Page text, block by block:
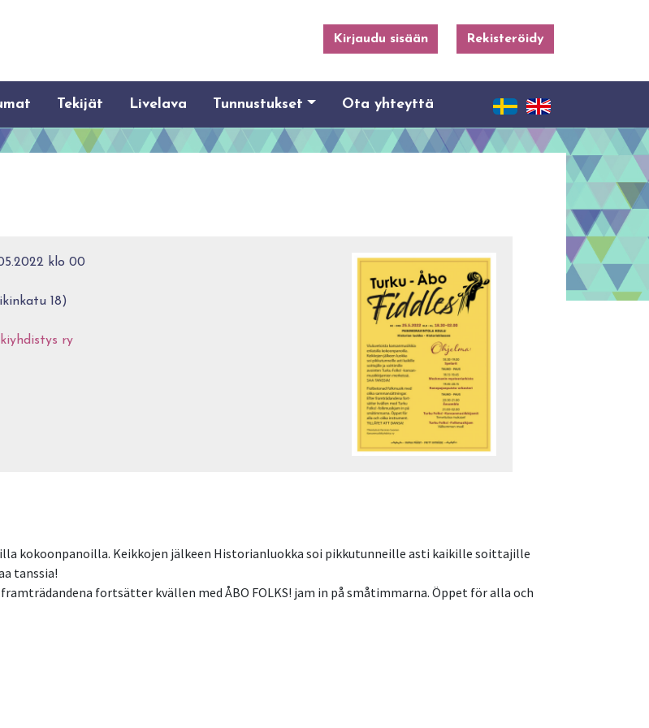
Kirjaudu sisään Rekisteröidy
Tekijät Livelava Tunnustukset Ota yhteyttä
klo 00
18)
ry
kokoonpanoilla. Keikkojen jälkeen Historianluokka soi pikkutunneille asti kaikille soittajille
tanssia!
fortsätter kvällen med ÅBO FOLKS! jam in på småtimmarna. Öppet för alla och